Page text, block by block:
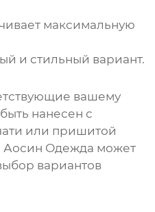
максимальную
и стильный вариант.
вашему
нанесен с
или пришитой
Одежда может
вариантов